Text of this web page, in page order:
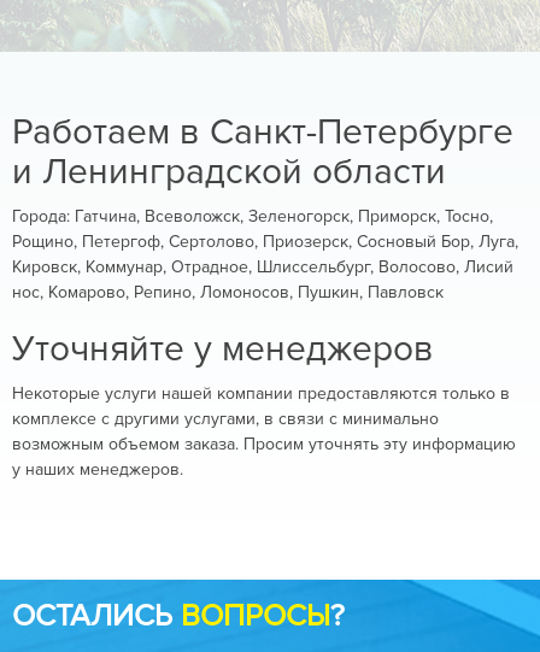
Работаем в Санкт-Петербурге
и Ленинградской области
Города: Гатчина, Всеволожск, Зеленогорск, Приморск, Тосно,
Рощино, Петергоф, Сертолово, Приозерск, Сосновый Бор, Луга,
Кировск, Коммунар, Отрадное, Шлиссельбург, Волосово, Лисий
нос, Комарово, Репино, Ломоносов, Пушкин, Павловск
Уточняйте у менеджеров
Некоторые услуги нашей компании предоставляются только в
комплексе с другими услугами, в связи с минимально
возможным объемом заказа. Просим уточнять эту информацию
у наших менеджеров.
ОСТАЛИСЬ ВОПРОСЫ?